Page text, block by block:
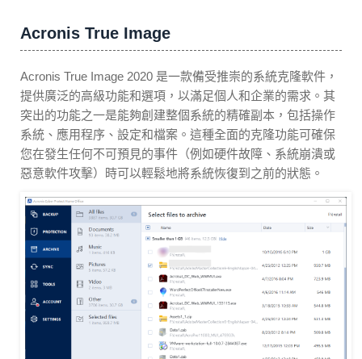
Acronis True Image
Acronis True Image 2020 是一款備受推崇的系統克隆軟件，
提供廣泛的高級功能和選項，以滿足個人和企業的需求。其
突出的功能之一是能夠創建整個系統的精確副本，包括操作
系統、應用程序、設定和檔案。這種全面的克隆功能可確保
您在發生任何不可預見的事件（例如硬件故障、系統崩潰或
惡意軟件攻擊）時可以輕鬆地將系統恢復到之前的狀態。